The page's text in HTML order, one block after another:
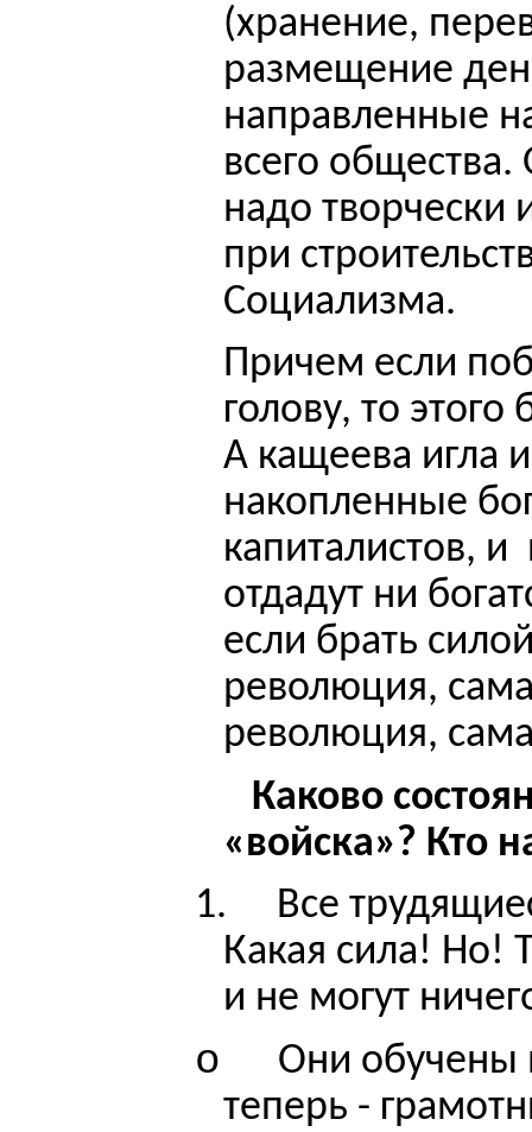
(хранение,
размещение
направленные
всего
надо творчески
при
Социализма.
Причем если
голову, то этого
А кащеева игла
накопленные
капиталистов, и
отдадут ни
если брать
революция,
революция,
Каково
«войска»? Кто
1.
Все
Какая сила! Но!
и не могут
o
Они обучены
теперь -